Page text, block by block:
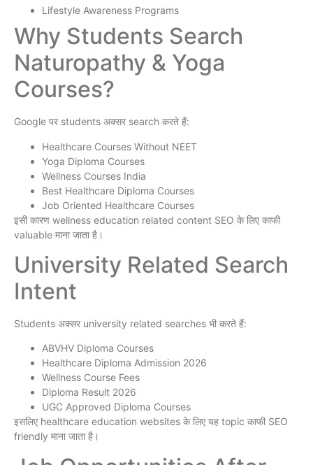
Lifestyle Awareness Programs
Why Students Search
Naturopathy & Yoga
Courses?
Google पर students अक्सर search करते हैं:
Healthcare Courses Without NEET
Yoga Diploma Courses
Wellness Courses India
Best Healthcare Diploma Courses
Job Oriented Healthcare Courses
इसी कारण wellness education related content SEO के लिए काफी
valuable माना जाता है।
University Related Search
Intent
Students अक्सर university related searches भी करते हैं:
ABVHV Diploma Courses
Healthcare Diploma Admission 2026
Wellness Course Fees
Diploma Result 2026
UGC Approved Diploma Courses
इसलिए healthcare education websites के लिए यह topic काफी SEO
friendly माना जाता है।